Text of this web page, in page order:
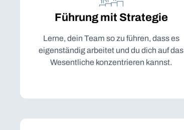
Führung mit Strategie
Lerne, dein Team so zu führen, dass es
eigenständig arbeitet und du dich auf das
Wesentliche konzentrieren kannst.